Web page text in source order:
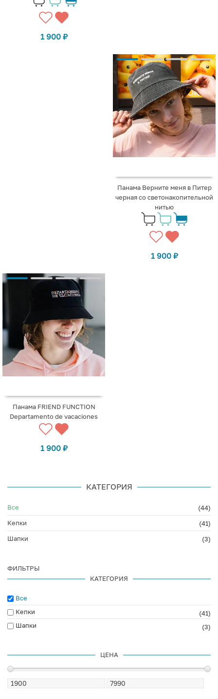
1 900 ₽
Панама Верните меня в Питер
черная со светонакопительной
нитью
1 900 ₽
Панама FRIEND FUNCTION
Departamento de vacaciones
1 900 ₽
КАТЕГОРИЯ
Все
(44)
Кепки
(41)
Шапки
(3)
ФИЛЬТРЫ
КАТЕГОРИЯ
Все
Кепки
(41)
Шапки
(3)
ЦЕНА